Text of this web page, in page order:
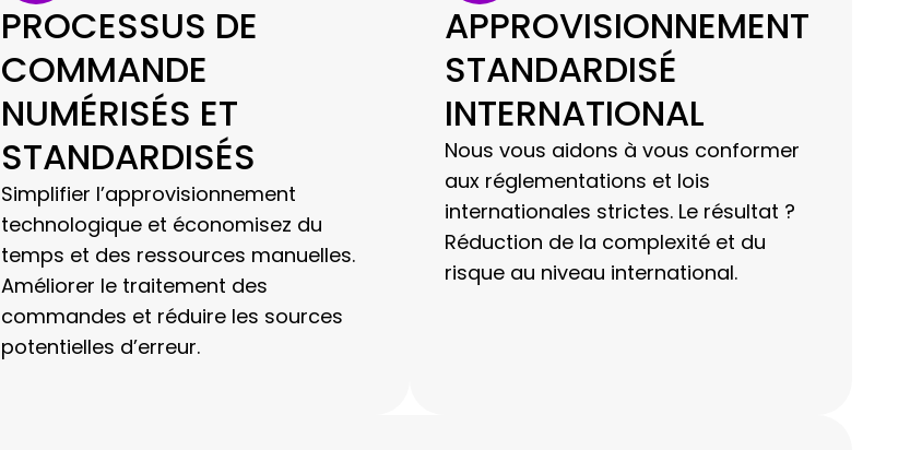
PROCESSUS DE
COMMANDE
NUMÉRISÉS ET
STANDARDISÉS
Simplifier l’approvisionnement
technologique et économisez du
temps et des ressources manuelles.
Améliorer le traitement des
commandes et réduire les sources
potentielles d’erreur.
APPROVISIONNEMENT
STANDARDISÉ
INTERNATIONAL
Nous vous aidons à vous conformer
aux réglementations et lois
internationales strictes. Le résultat ?
Réduction de la complexité et du
risque au niveau international.